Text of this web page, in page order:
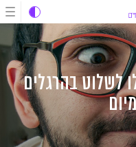
לשלוט בהרגלים